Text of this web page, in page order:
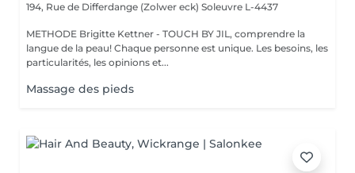
194, Rue de Differdange (Zolwer eck) Soleuvre L-4437
METHODE Brigitte Kettner - TOUCH BY JIL, comprendre la
langue de la peau! Chaque personne est unique. Les besoins, les
particularités, les opinions et...
Massage des pieds